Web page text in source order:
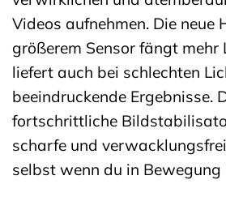
Videos aufnehmen. Die
größerem Sensor fängt mehr
liefert auch bei schlechten
beeindruckende Ergebnisse.
fortschrittliche
scharfe und
selbst wenn du in Bewegung